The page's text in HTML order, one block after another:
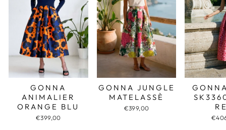
GONNA
ANIMALIER
ORANGE BLU
€399,00
GONNA JUNGLE
MATELASSÈ
€399,00